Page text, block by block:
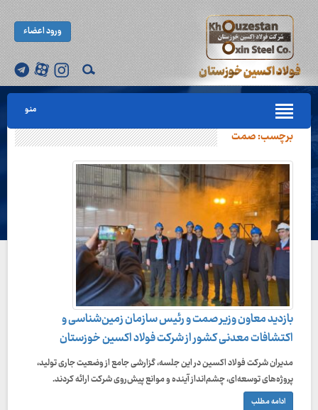
ورود اعضاء
منو
برچسب:صمت
بازدید معاون وزیر صمت و رئیس سازمان زمین‌شناسی و
اکتشافات معدنی کشور از شرکت فولاد اکسین خوزستان
مدیران شرکت فولاد اکسین در این جلسه، گزارشی جامع از وضعیت جاری تولید،
پروژه‌های توسعه‌ای، چشم‌انداز آینده و موانع پیش‌روی شرکت ارائه کردند.
ادامه مطلب